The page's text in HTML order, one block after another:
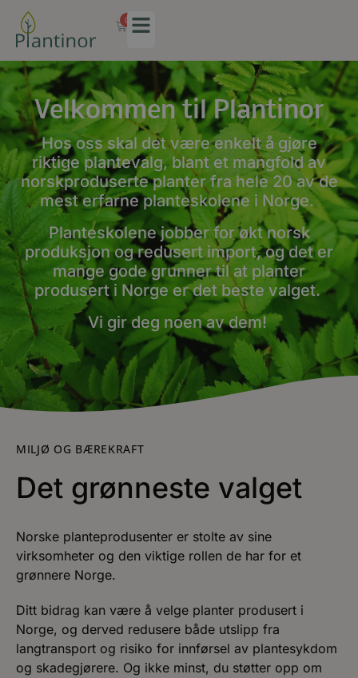
0
Velkommen til Plantinor
Hos oss skal det være enkelt å gjøre
riktige plantevalg, blant et mangfold av
norskproduserte planter fra hele 20 av de
mest erfarne planteskolene i Norge.
Planteskolene jobber for økt norsk
produksjon og redusert import, og det er
mange gode grunner til at planter
produsert i Norge er det beste valget.
Vi gir deg noen av dem!
MILJØ OG BÆREKRAFT
Det grønneste valget
Norske planteprodusenter er stolte av sine
virksomheter og den viktige rollen de har for et
grønnere Norge.
Ditt bidrag kan være å velge planter produsert i
Norge, og derved redusere både utslipp fra
langtransport og risiko for innførsel av plantesykdom
og skadegjørere. Og ikke minst, du støtter opp om